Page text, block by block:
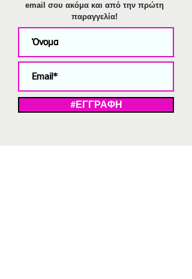
email σου ακόμα και από την πρώτη
παραγγελία!
#ΕΓΓΡΑΦΗ